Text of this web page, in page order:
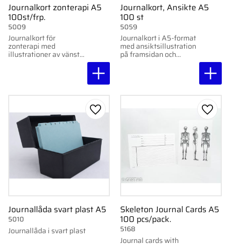
Journalkort zonterapi A5
100st/frp.
Journalkort för
zonterapi med
illustrationer av vänster
5009
Journalkort, Ansikte A5
100 st
Journalkort i A5-format
med ansiktsillustration
på framsidan och
5059
Journallåda svart plast A5
Journallåda i svart plast
5010
Add to favorites
Skeleton Journal Cards A5
100 pcs/pack.
Journal cards with
5168
Add